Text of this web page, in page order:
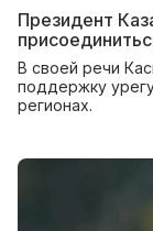
Президент
В своей речи
поддержку
регионах.